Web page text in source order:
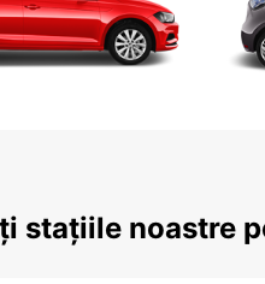
stațiile noastre